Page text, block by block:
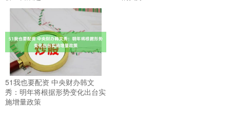
51我也要配资 中央财办韩文
秀：明年将根据形势变化出台实
施增量政策